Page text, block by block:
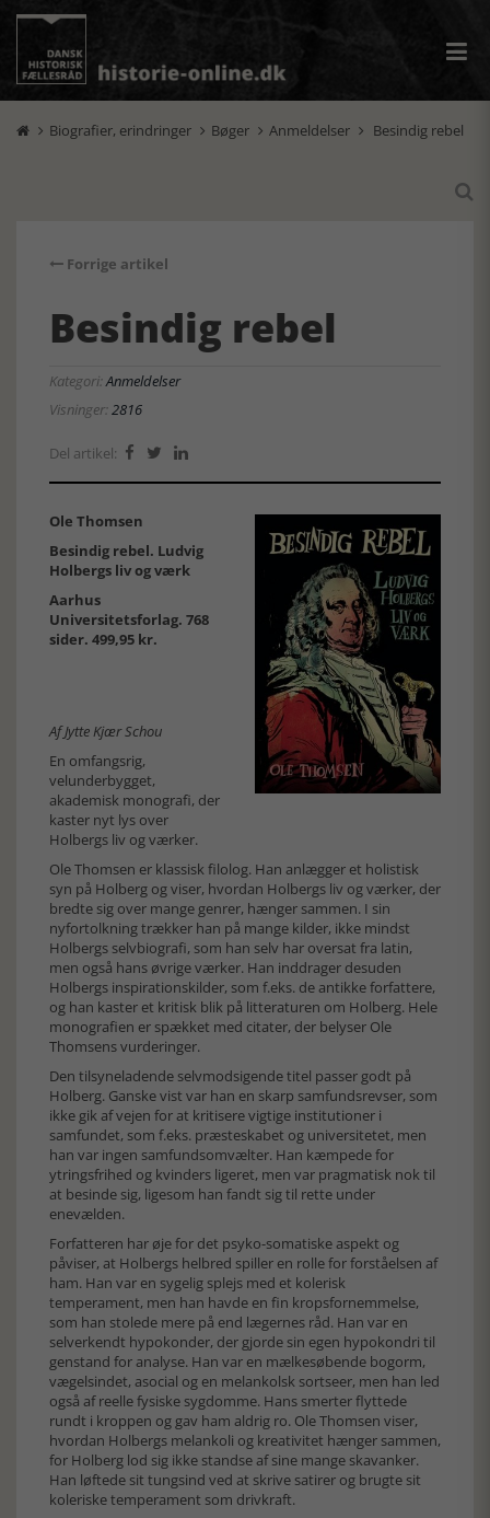
 Biografier, erindringer  Bøger  Anmeldelser  Besindig rebel

Forrige artikel
Besindig rebel
Kategori:Anmeldelser
Visninger:2816
Del artikel:   
Ole Thomsen
Besindig rebel. Ludvig
Holbergs liv og værk
Aarhus
Universitetsforlag. 768
sider. 499,95 kr.
Af Jytte Kjær Schou
En omfangsrig,
velunderbygget,
akademisk monografi, der
kaster nyt lys over
Holbergs liv og værker.
Ole Thomsen er klassisk filolog. Han anlægger et holistisk
syn på Holberg og viser, hvordan Holbergs liv og værker, der
bredte sig over mange genrer, hænger sammen. I sin
nyfortolkning trækker han på mange kilder, ikke mindst
Holbergs selvbiografi, som han selv har oversat fra latin,
men også hans øvrige værker. Han inddrager desuden
Holbergs inspirationskilder, som f.eks. de antikke forfattere,
og han kaster et kritisk blik på litteraturen om Holberg. Hele
monografien er spækket med citater, der belyser Ole
Thomsens vurderinger.
Den tilsyneladende selvmodsigende titel passer godt på
Holberg. Ganske vist var han en skarp samfundsrevser, som
ikke gik af vejen for at kritisere vigtige institutioner i
samfundet, som f.eks. præsteskabet og universitetet, men
han var ingen samfundsomvælter. Han kæmpede for
ytringsfrihed og kvinders ligeret, men var pragmatisk nok til
at besinde sig, ligesom han fandt sig til rette under
enevælden.
Forfatteren har øje for det psyko-somatiske aspekt og
påviser, at Holbergs helbred spiller en rolle for forståelsen af
ham. Han var en sygelig splejs med et kolerisk
temperament, men han havde en fin kropsfornemmelse,
som han stolede mere på end lægernes råd. Han var en
selverkendt hypokonder, der gjorde sin egen hypokondri til
genstand for analyse. Han var en mælkesøbende bogorm,
vægelsindet, asocial og en melankolsk sortseer, men han led
også af reelle fysiske sygdomme. Hans smerter flyttede
rundt i kroppen og gav ham aldrig ro. Ole Thomsen viser,
hvordan Holbergs melankoli og kreativitet hænger sammen,
for Holberg lod sig ikke standse af sine mange skavanker.
Han løftede sit tungsind ved at skrive satirer og brugte sit
koleriske temperament som drivkraft.